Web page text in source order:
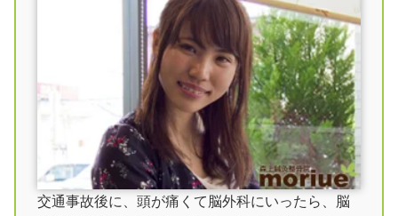
交通事故後に、頭が痛くて脳外科にいったら、脳